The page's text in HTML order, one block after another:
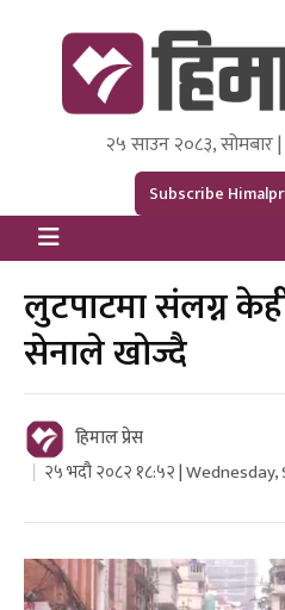
Himal Press
Dot NewsyNepal Media
२५ साउन २०८३,
Subscribe
लुटपाटमा संलग्न
सेनाले खोज्दै
हिमाल प्रेस
२५ भदौ २०८२ १८:५२ |